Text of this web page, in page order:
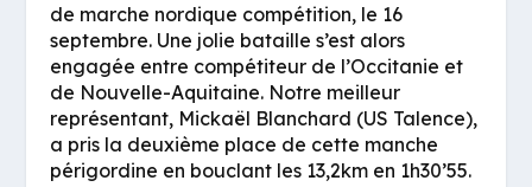
de marche nordique compétition, le 16
septembre. Une jolie bataille s’est alors
engagée entre compétiteur de l’Occitanie et
de Nouvelle-Aquitaine. Notre meilleur
représentant, Mickaël Blanchard (US Talence),
a pris la deuxième place de cette manche
périgordine en bouclant les 13,2km en 1h30’55.